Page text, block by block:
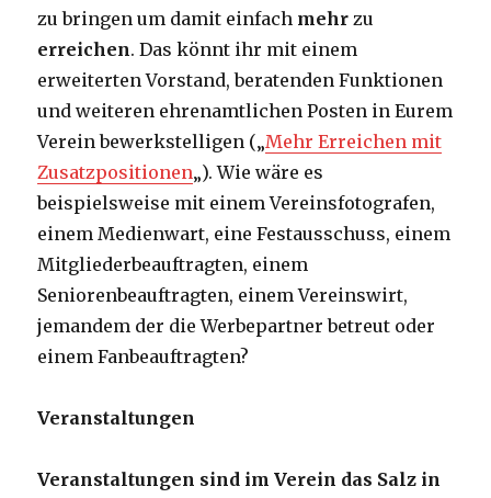
zu bringen um damit einfach mehr zu
erreichen. Das könnt ihr mit einem
erweiterten Vorstand, beratenden Funktionen
und weiteren ehrenamtlichen Posten in Eurem
Verein bewerkstelligen („Mehr Erreichen mit
Zusatzpositionen„). Wie wäre es
beispielsweise mit einem Vereinsfotografen,
einem Medienwart, eine Festausschuss, einem
Mitgliederbeauftragten, einem
Seniorenbeauftragten, einem Vereinswirt,
jemandem der die Werbepartner betreut oder
einem Fanbeauftragten?
Veranstaltungen
Veranstaltungen sind im Verein das Salz in